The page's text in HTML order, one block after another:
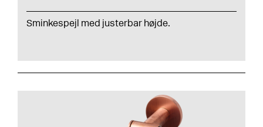
Sminkespejl med justerbar højde.